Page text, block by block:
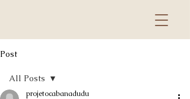
Post
All Posts
projetocabanadudu